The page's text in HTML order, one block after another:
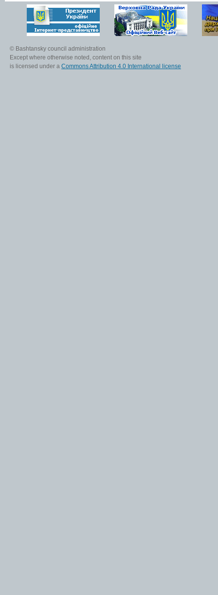
© Bashtansky council administration
Except where otherwise noted, content on this site
is licensed under a Commons Attribution 4.0 International license